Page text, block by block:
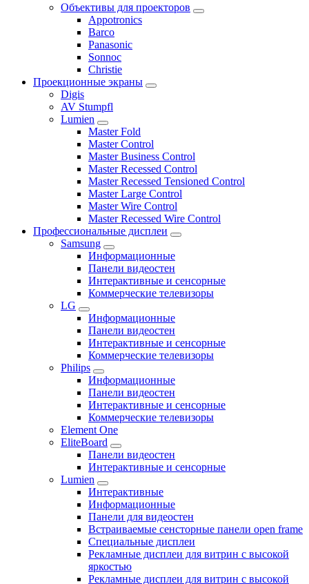
Объективы для проекторов
Appotronics
Barco
Panasonic
Sonnoc
Сhristie
Проекционные экраны
Digis
AV Stumpfl
Lumien
Master Fold
Master Control
Master Business Control
Master Recessed Control
Master Recessed Tensioned Control
Master Large Control
Master Wire Control
Master Recessed Wire Control
Профессиональные дисплеи
Samsung
Информационные
Панели видеостен
Интерактивные и сенсорные
Коммерческие телевизоры
LG
Информационные
Панели видеостен
Интерактивные и сенсорные
Коммерческие телевизоры
Philips
Информационные
Панели видеостен
Интерактивные и сенсорные
Коммерческие телевизоры
Element One
EliteBoard
Панели видеостен
Интерактивные и сенсорные
Lumien
Интерактивные
Информационные
Панели для видеостен
Встраиваемые сенсторные панели open frame
Специальные дисплеи
Рекламные дисплеи для витрин с высокой
яркостью
Рекламные дисплеи для витрин с высокой